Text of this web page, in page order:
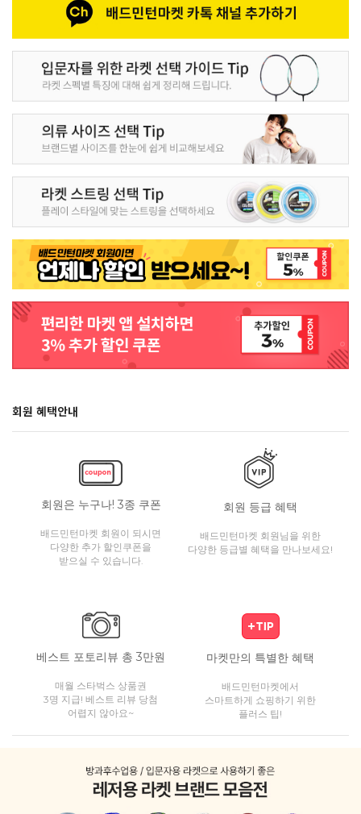
회원 혜택안내
회원은 누구나! 3종 쿠폰
배드민턴마켓 회원이 되시면
다양한 추가 할인쿠폰을
받으실 수 있습니다.
회원 등급 혜택
배드민턴마켓 회원님을 위한
다양한 등급별 혜택을 만나보세요!
베스트 포토리뷰 총 3만원
매월 스타벅스 상품권
3명 지급! 베스트 리뷰 당첨
어렵지 않아요~
마켓만의 특별한 혜택
배드민턴마켓에서
스마트하게 쇼핑하기 위한
플러스 팁!